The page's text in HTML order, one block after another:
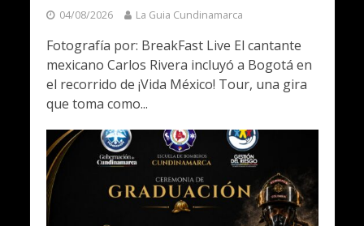
04/08/2026 La Guia Cundinamarca
Fotografía por: BreakFast Live El cantante
mexicano Carlos Rivera incluyó a Bogotá en
el recorrido de ¡Vida México! Tour, una gira
que toma como...